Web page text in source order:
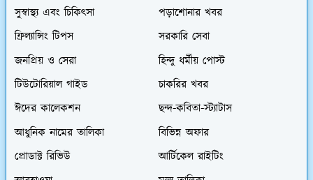
সুস্বাস্থ্য এবং চিকিৎসা
পড়াশোনার খবর
ফ্রিল্যান্সিং টিপস
সরকারি সেবা
জনপ্রিয় ও সেরা
হিন্দু ধর্মীয় পোস্ট
টিউটোরিয়াল গাইড
চাকরির খবর
ঈদের কালেকশন
ছন্দ-কবিতা-স্ট্যাটাস
আধুনিক নামের তালিকা
বিভিন্ন অফার
প্রোডাক্ট রিভিউ
আর্টিকেল রাইটিং